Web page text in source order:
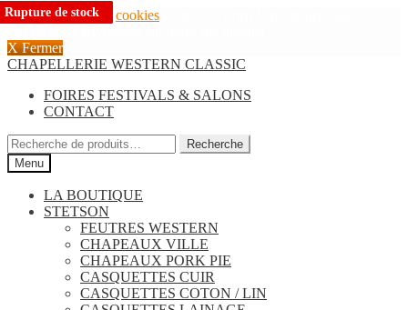
Nous utilisons des cookies
X Fermer
Aller
navigation
Aller
contenu
CHAPELLERIE WESTERN CLASSIC
FOIRES FESTIVALS & SALONS
CONTACT
Recherche
pour :
Recherche
Menu
LA BOUTIQUE
STETSON
FEUTRES WESTERN
CHAPEAUX VILLE
CHAPEAUX PORK PIE
CASQUETTES CUIR
CASQUETTES COTON / LIN
Rupture de stock
Rupture de stock
Rupture de stock
Rupture de stock
Rupture de stock
Rupture de stock